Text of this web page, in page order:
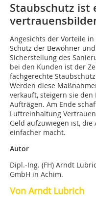
Staubschutz ist
Angesichts der Vorteile
Schutz der Bewohner
Sicherstellung des
bei den Kunden ist der
fachgerechte
Werden diese
verkauft, steigern sie
Aufträgen. Am Ende
Luftreinhaltung
Geld aufzuwiegen ist,
einfacher macht.
Autor
Dipl.-Ing. (FH) Arndt
GmbH in Achim.
Von Arndt Lubrich